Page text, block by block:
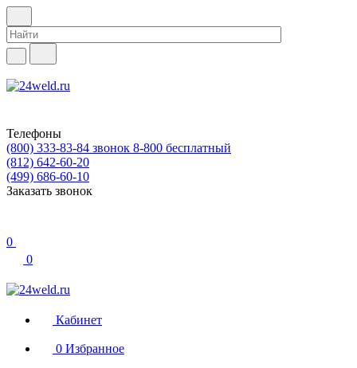
Телефоны
(800) 333-83-84 звонок 8-800 бесплатный
(812) 642-60-20
(499) 686-60-10
Заказать звонок
0
0
Кабинет
0 Избранное